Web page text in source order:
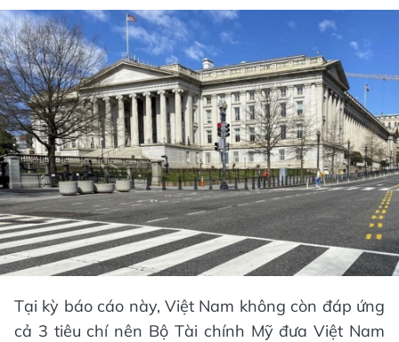
Tại kỳ báo cáo này, Việt Nam không còn đáp ứng
cả 3 tiêu chí nên Bộ Tài chính Mỹ đưa Việt Nam